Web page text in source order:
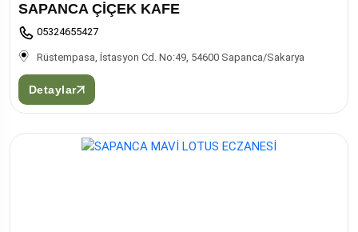
SAPANCA ÇİÇEK KAFE
05324655427
Rüstempasa, İstasyon Cd. No:49, 54600 Sapanca/Sakarya
Detaylar